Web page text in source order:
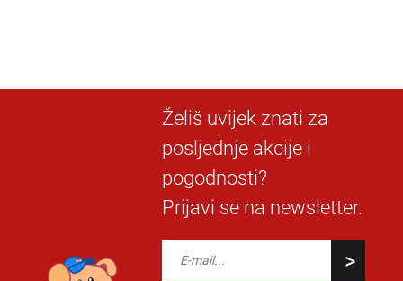
Želiš uvijek znati za
posljednje akcije i
pogodnosti?
Prijavi se na newsletter.